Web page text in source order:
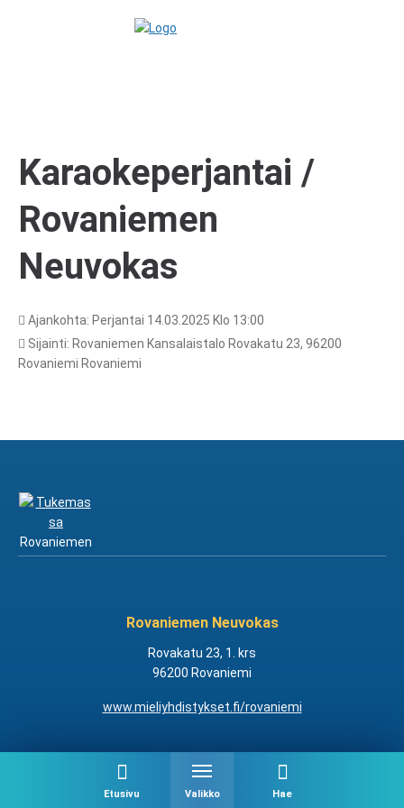
Etusivu Valikko Hae
Karaokeperjantai /
Rovaniemen
Neuvokas
Ajankohta: Perjantai 14.03.2025 Klo 13:00
Sijainti: Rovaniemen Kansalaistalo Rovakatu 23, 96200
Rovaniemi Rovaniemi
Rovaniemen Neuvokas
Rovakatu 23, 1. krs
96200 Rovaniemi
www.mieliyhdistykset.fi/rovaniemi